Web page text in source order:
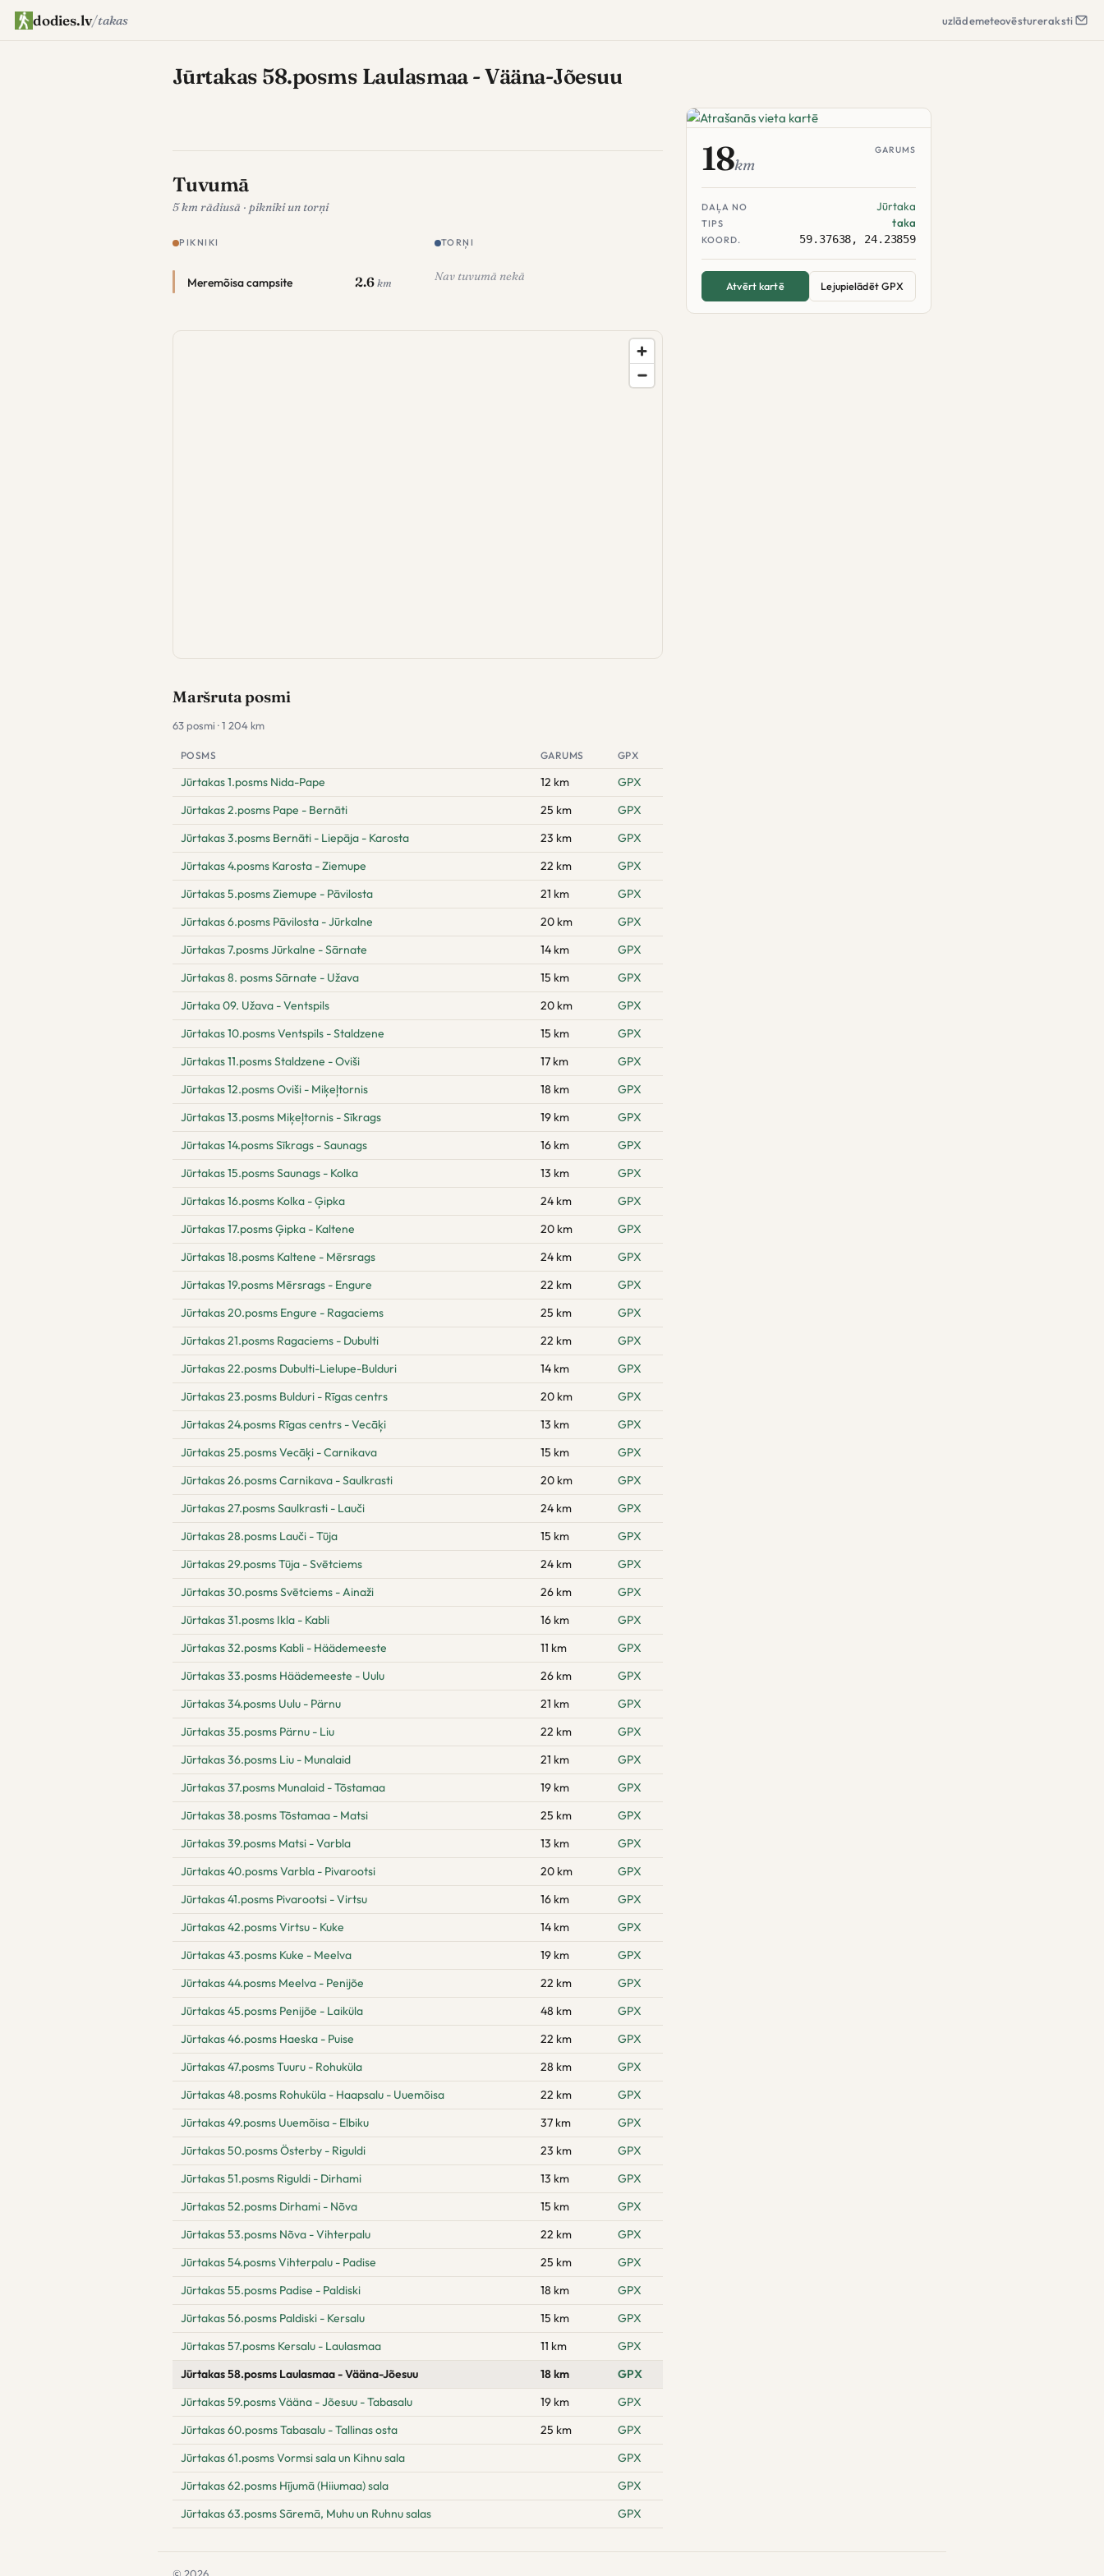
dodies.lv/takas uzlādemeteovēstureraksti
Jūrtakas 58.posms Laulasmaa - Vääna-Jõesuu
Tuvumā
5 km rādiusā · pikniki un torņi
PIKNIKI
Meremõisa campsite 2.6 km
TORŅI
Nav tuvumā nekā
Maršruta posmi
63 posmi · 1 204 km
POSMS GARUMS GPX
Jūrtakas 1.posms Nida-Pape 12 km
GPX
Jūrtakas 2.posms Pape - Bernāti
25 km
GPX
Jūrtakas 3.posms Bernāti - Liepāja - Karosta
23 km
GPX
Jūrtakas 4.posms Karosta - Ziemupe
22 km
GPX
Jūrtakas 5.posms Ziemupe - Pāvilosta
21 km
GPX
Jūrtakas 6.posms Pāvilosta - Jūrkalne
20 km
GPX
Jūrtakas 7.posms Jūrkalne - Sārnate
14 km
GPX
Jūrtakas 8. posms Sārnate - Užava
15 km
GPX
Jūrtaka 09. Užava - Ventspils
20 km
GPX
Jūrtakas 10.posms Ventspils - Staldzene
15 km
GPX
Jūrtakas 11.posms Staldzene - Oviši
17 km
GPX
Jūrtakas 12.posms Oviši - Miķeļtornis
18 km
GPX
Jūrtakas 13.posms Miķeļtornis - Sīkrags
19 km
GPX
Jūrtakas 14.posms Sīkrags - Saunags
16 km
GPX
Jūrtakas 15.posms Saunags - Kolka
13 km
GPX
Jūrtakas 16.posms Kolka - Ģipka
24 km
GPX
Jūrtakas 17.posms Ģipka - Kaltene
20 km
GPX
Jūrtakas 18.posms Kaltene - Mērsrags
24 km
GPX
Jūrtakas 19.posms Mērsrags - Engure
22 km
GPX
Jūrtakas 20.posms Engure - Ragaciems
25 km
GPX
Jūrtakas 21.posms Ragaciems - Dubulti
22 km
GPX
Jūrtakas 22.posms Dubulti-Lielupe-Bulduri
14 km
GPX
Jūrtakas 23.posms Bulduri - Rīgas centrs
20 km
GPX
Jūrtakas 24.posms Rīgas centrs - Vecāķi
13 km
GPX
Jūrtakas 25.posms Vecāķi - Carnikava
15 km
GPX
Jūrtakas 26.posms Carnikava - Saulkrasti
20 km
GPX
Jūrtakas 27.posms Saulkrasti - Lauči
24 km
GPX
Jūrtakas 28.posms Lauči - Tūja
15 km
GPX
Jūrtakas 29.posms Tūja - Svētciems
24 km
GPX
Jūrtakas 30.posms Svētciems - Ainaži
26 km
GPX
Jūrtakas 31.posms Ikla - Kabli
16 km
GPX
Jūrtakas 32.posms Kabli - Häädemeeste
11 km
GPX
Jūrtakas 33.posms Häädemeeste - Uulu
26 km
GPX
Jūrtakas 34.posms Uulu - Pärnu
21 km
GPX
Jūrtakas 35.posms Pärnu - Liu
22 km
GPX
Jūrtakas 36.posms Liu - Munalaid
21 km
GPX
Jūrtakas 37.posms Munalaid - Tõstamaa
19 km
GPX
Jūrtakas 38.posms Tõstamaa - Matsi
25 km
GPX
Jūrtakas 39.posms Matsi - Varbla
13 km
GPX
Jūrtakas 40.posms Varbla - Pivarootsi
20 km
GPX
Jūrtakas 41.posms Pivarootsi - Virtsu
16 km
GPX
Jūrtakas 42.posms Virtsu - Kuke
14 km
GPX
Jūrtakas 43.posms Kuke - Meelva
19 km
GPX
Jūrtakas 44.posms Meelva - Penijõe
22 km
GPX
Jūrtakas 45.posms Penijõe - Laiküla
48 km
GPX
Jūrtakas 46.posms Haeska - Puise
22 km
GPX
Jūrtakas 47.posms Tuuru - Rohuküla
28 km
GPX
Jūrtakas 48.posms Rohuküla - Haapsalu - Uuemõisa
22 km
GPX
Jūrtakas 49.posms Uuemõisa - Elbiku
37 km
GPX
Jūrtakas 50.posms Österby - Riguldi
23 km
GPX
Jūrtakas 51.posms Riguldi - Dirhami
13 km
GPX
Jūrtakas 52.posms Dirhami - Nõva
15 km
GPX
Jūrtakas 53.posms Nõva - Vihterpalu
22 km
GPX
Jūrtakas 54.posms Vihterpalu - Padise
25 km
GPX
Jūrtakas 55.posms Padise - Paldiski
18 km
GPX
Jūrtakas 56.posms Paldiski - Kersalu
15 km
GPX
Jūrtakas 57.posms Kersalu - Laulasmaa
11 km
GPX
Jūrtakas 58.posms Laulasmaa - Vääna-Jõesuu
18 km
GPX
Jūrtakas 59.posms Vääna - Jõesuu - Tabasalu
19 km
GPX
Jūrtakas 60.posms Tabasalu - Tallinas osta
25 km
GPX
Jūrtakas 61.posms Vormsi sala un Kihnu sala
GPX
Jūrtakas 62.posms Hījumā (Hiiumaa) sala
GPX
Jūrtakas 63.posms Sāremā, Muhu un Ruhnu salas
GPX
18km
GARUMS
DAĻA NO Jūrtaka
TIPS taka
KOORD. 59.37638, 24.23859
Atvērt kartē Lejupielādēt GPX